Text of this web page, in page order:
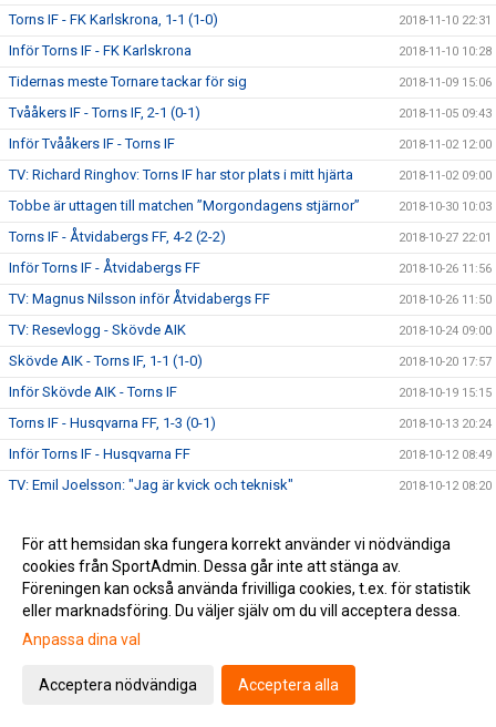
Torns IF - FK Karlskrona, 1-1 (1-0) 2018-11-10 22:31
Inför Torns IF - FK Karlskrona 2018-11-10 10:28
Tidernas meste Tornare tackar för sig 2018-11-09 15:06
Tvååkers IF - Torns IF, 2-1 (0-1) 2018-11-05 09:43
Inför Tvååkers IF - Torns IF 2018-11-02 12:00
TV: Richard Ringhov: Torns IF har stor plats i mitt hjärta 2018-11-02 09:00
Tobbe är uttagen till matchen ”Morgondagens stjärnor” 2018-10-30 10:03
Torns IF - Åtvidabergs FF, 4-2 (2-2) 2018-10-27 22:01
Inför Torns IF - Åtvidabergs FF 2018-10-26 11:56
TV: Magnus Nilsson inför Åtvidabergs FF 2018-10-26 11:50
TV: Resevlogg - Skövde AIK 2018-10-24 09:00
Skövde AIK - Torns IF, 1-1 (1-0) 2018-10-20 17:57
Inför Skövde AIK - Torns IF 2018-10-19 15:15
Torns IF - Husqvarna FF, 1-3 (0-1) 2018-10-13 20:24
Inför Torns IF - Husqvarna FF 2018-10-12 08:49
TV: Emil Joelsson: "Jag är kvick och teknisk" 2018-10-12 08:20
Inför Grebbestads IF - Torns IF 2018-10-05 18:05
Torns IF - Kristianstad FC, 0-1 (0-0) 2018-09-29 22:50
Inför Torns IF - Kristianstad FC 2018-09-29 10:45
TV: Patrik Östlund om att vara tillbaka på Stångby IP
TV: Richard Ringhov inför Torns IF - Kristianstad FC
Oskarshamns AIK - Torns IF, 1-0 (0-0)
För att hemsidan ska fungera korrekt använder vi nödvändiga
cookies från SportAdmin. Dessa går inte att stänga av.
Föreningen kan också använda frivilliga cookies, t.ex. för statistik
eller marknadsföring. Du väljer själv om du vill acceptera dessa.
Anpassa dina val
Acceptera nödvändiga Acceptera alla